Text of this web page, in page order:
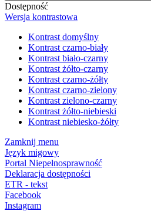
Dostępność
Wersja kontrastowa
Kontrast domyślny
Kontrast czarno-biały
Kontrast biało-czarny
Kontrast żółto-czarny
Kontrast czarno-żółty
Kontrast czarno-zielony
Kontrast zielono-czarny
Kontrast żółto-niebieski
Kontrast niebiesko-żółty
Zamknij menu
Język migowy
Portal Niepełnosprawność
Deklaracja dostępności
ETR - tekst
Facebook
Instagram